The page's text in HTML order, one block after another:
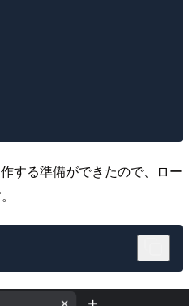
する準備ができたので、ロー